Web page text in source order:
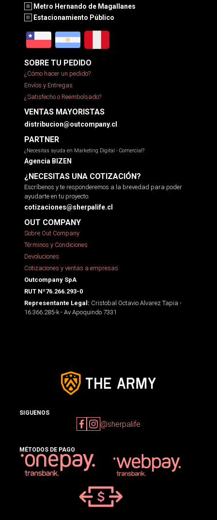
Metro Hernando de Magallanes
Estacionamiento Público
SOBRE TU PEDIDO
¿Cómo hacer un pedido?
Envíos y Entregas
¿Satisfecho o Reembolsado?
VENTAS MAYORISTAS
distribucion@outcompany.cl
PARTNER
¿Necesitas ayuda en Marketing Digital - Comercial?
Agencia BIZEN
¿NECESITAS UNA COTIZACIÓN?
Escríbenos y te responderemos a la brevedad para poder
ayudarte en tu proyecto.
cotizaciones@sherpalife.cl
OUT COMPANY
Sobre Out Company
Términos y Condiciones
Devoluciones
Cotizaciones y ventas a empresas
Outcompany SpA
RUT Nº76.266.293-0
Representante Legal: Cristobal Octavio Alvarez Tapia -
16.366.285-k - Av Apoquindo 7331
SIGUENOS
@sherpalife
MÉTODOS DE PAGO